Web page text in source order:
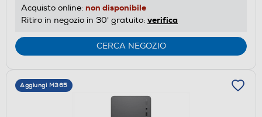
Acquisto online: non disponibile
Ritiro in negozio in 30' gratuito: verifica
CERCA NEGOZIO
Aggiungi M365